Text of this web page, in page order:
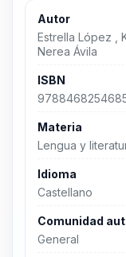
Autor
Estrella López ,
Nerea Ávila
ISBN
Materia
Lengua y
Idioma
Castellano
Comunidad
General